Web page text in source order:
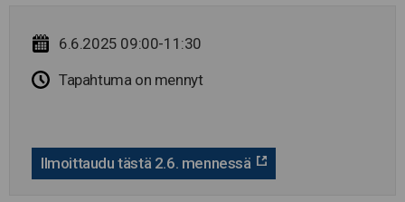
6.6.2025 09:00-11:30
Tapahtuma on mennyt
Ilmoittaudu tästä 2.6. mennessä